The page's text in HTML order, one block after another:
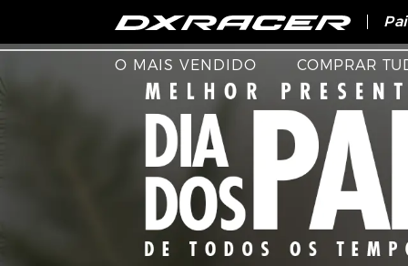
O
O MAIS VENDIDO COMPRAR